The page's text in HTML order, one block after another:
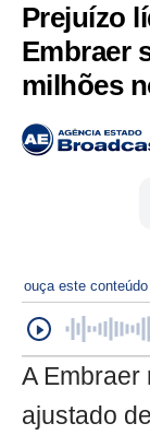
Prejuízo
Embraer
milhões
ouça este conteúdo
A Embraer
ajustado